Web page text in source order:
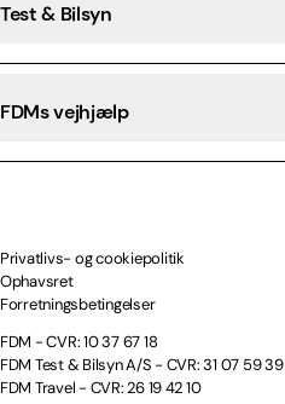
Test & Bilsyn
FDMs vejhjælp
Privatlivs- og cookiepolitik
Ophavsret
Forretningsbetingelser
FDM - CVR: 10 37 67 18
FDM Test & Bilsyn A/S - CVR: 31 07 59 39
FDM Travel - CVR: 26 19 42 10